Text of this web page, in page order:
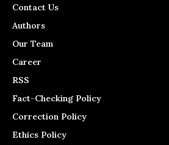
Contact Us
Authors
Our Team
Career
RSS
Fact-Checking Policy
Correction Policy
Ethics Policy